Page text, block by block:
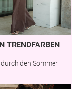
TRENDFARBEN
den Sommer